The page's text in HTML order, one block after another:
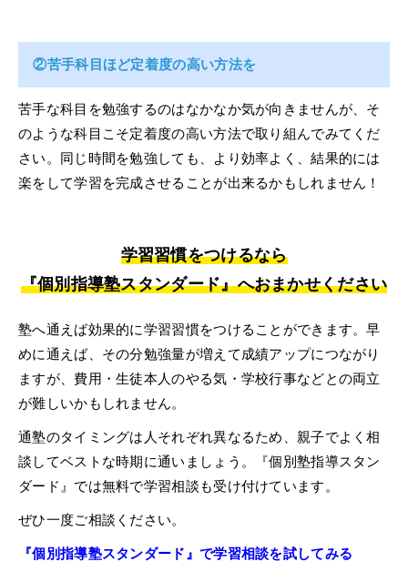
②苦手科目ほど定着度の高い方法を
苦手な科目を勉強するのはなかなか気が向きませんが、そ
のような科目こそ定着度の高い方法で取り組んでみてくだ
さい。同じ時間を勉強しても、より効率よく、結果的には
楽をして学習を完成させることが出来るかもしれません！
学習習慣をつけるなら
『個別指導塾スタンダード』へおまかせください
塾へ通えば効果的に学習習慣をつけることができます。早
めに通えば、その分勉強量が増えて成績アップにつながり
ますが、費用・生徒本人のやる気・学校行事などとの両立
が難しいかもしれません。
通塾のタイミングは人それぞれ異なるため、親子でよく相
談してベストな時期に通いましょう。『個別塾指導スタン
ダード』では無料で学習相談も受け付けています。
ぜひ一度ご相談ください。
『個別指導塾スタンダード』で学習相談を試してみる